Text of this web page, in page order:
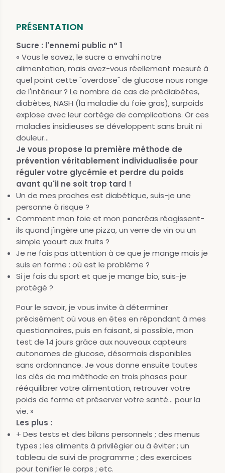
PRÉSENTATION
Sucre : l'ennemi public n° 1
« Vous le savez, le sucre a envahi notre
alimentation, mais avez-vous réellement mesuré à
quel point cette "overdose" de glucose nous ronge
de l'intérieur ? Le nombre de cas de prédiabètes,
diabètes, NASH (la maladie du foie gras), surpoids
explose avec leur cortège de complications. Or ces
maladies insidieuses se développent sans bruit ni
douleur...
Je vous propose la première méthode de
prévention véritablement individualisée pour
réguler votre glycémie et perdre du poids
avant qu'il ne soit trop tard !
Un de mes proches est diabétique, suis-je une
personne à risque ?
Comment mon foie et mon pancréas réagissent-
ils quand j'ingère une pizza, un verre de vin ou un
simple yaourt aux fruits ?
Je ne fais pas attention à ce que je mange mais je
suis en forme : où est le problème ?
Si je fais du sport et que je mange bio, suis-je
protégé ?
Pour le savoir, je vous invite à déterminer
précisément où vous en êtes en répondant à mes
questionnaires, puis en faisant, si possible, mon
test de 14 jours grâce aux nouveaux capteurs
autonomes de glucose, désormais disponibles
sans ordonnance. Je vous donne ensuite toutes
les clés de ma méthode en trois phases pour
rééquilibrer votre alimentation, retrouver votre
poids de forme et préserver votre santé... pour la
vie. »
Les plus :
+ Des tests et des bilans personnels ; des menus
types ; les aliments à privilégier ou à éviter ; un
tableau de suivi de programme ; des exercices
pour tonifier le corps ; etc.